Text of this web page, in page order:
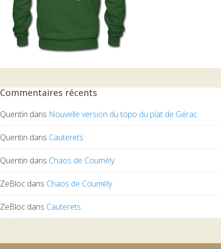
Commentaires récents
Quentin dans Nouvelle version du topo du plat de Gérac
Quentin dans Cauterets
Quentin dans Chaos de Coumély
ZeBloc dans Chaos de Coumély
ZeBloc dans Cauterets